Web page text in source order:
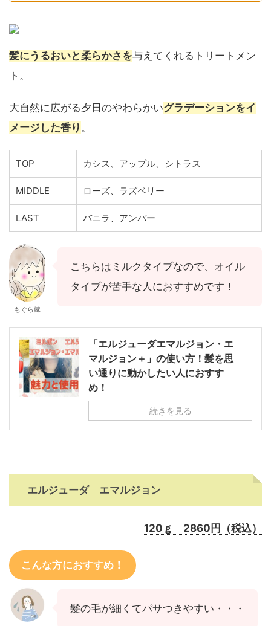
髪にうるおいと柔らかさを与えてくれるトリートメン
ト。
大自然に広がる夕日のやわらかいグラデーションをイ
メージした香り 。
TOP カシス、アップル、シトラス
MIDDLE ローズ、ラズベリー
LAST バニラ、アンバー
もぐら嫁
こちらはミルクタイプなので、オイル
タイプが苦手な人におすすめです！
「エルジューダエマルジョン・エ
マルジョン＋」の使い方！髪を思
い通りに動かしたい人におすす
め！
続きを見る
エルジューダ エマルジョン
120ｇ 2860円（税込）
こんな方におすすめ！
髪の毛が細くてパサつきやすい・・・